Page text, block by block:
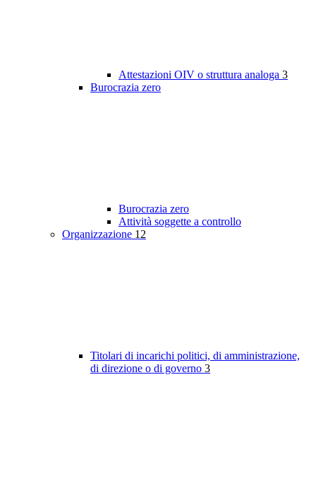
Attestazioni OIV o struttura analoga 3
Burocrazia zero
Burocrazia zero
Attività soggette a controllo
Organizzazione 12
Titolari di incarichi politici, di amministrazione,
di direzione o di governo 3